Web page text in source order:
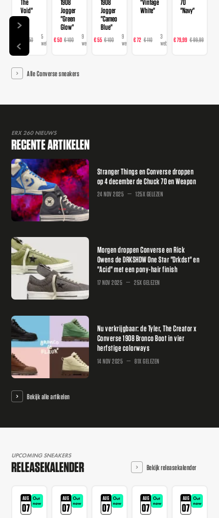
The
Void"
€ 150
5
webshops
1908
Jogger
"Green
Glow"
€ 50 € 100
9
webshops
1908
Jogger
"Cameo
Blue"
€ 55 € 100
9
webshops
"Vintage
White"
€ 72 € 110
3
webshops
70
"Navy"
€ 79,99 € 99,99
Alle Converse sneakers
ERX 260 NIEUWS
RECENTE ARTIKELEN
Stranger Things en Converse droppen
op 4 december de Chuck 70 en Weapon
24 NOV 2025 125X GELEZEN
Morgen droppen Converse en Rick
Owens de DRKSHDW One Star "Drkdst" en
"Acid" met een pony-hair finish
17 NOV 2025 25X GELEZEN
Nu verkrijgbaar: de Tyler, The Creator x
Converse 1908 Bronco Boot in vier
herfstige colorways
14 NOV 2025 81X GELEZEN
Bekijk alle artikelen
UPCOMING SNEAKERS
RELEASEKALENDER Bekijk releasekalender
AUG
07
Out
now
AUG
07
Out
now
AUG
07
Out
now
AUG
07
Out
now
AUG
07
Out
now